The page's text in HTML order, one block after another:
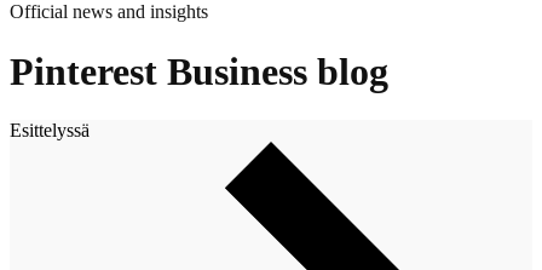
Official news and insights
Pinterest Business blog
Esittelyssä